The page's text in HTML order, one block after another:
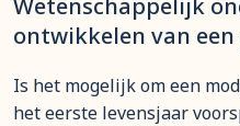
Wetenschappelijk
ontwikkelen van
Is het mogelijk om een
het eerste levensjaar